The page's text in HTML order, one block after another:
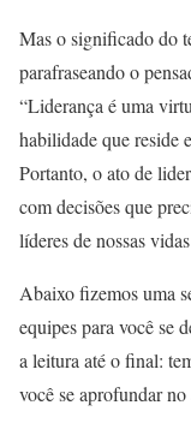
Mas o significado do
parafraseando o
“Liderança é uma
habilidade que reside
Portanto, o ato de
com decisões que
líderes de nossas
Abaixo fizemos uma
equipes para você se
a leitura até o final:
você se aprofundar no